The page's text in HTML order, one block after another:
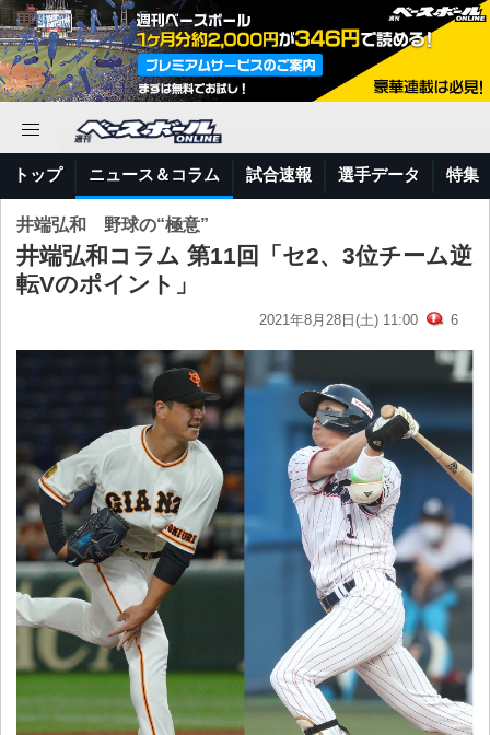
トップ ニュース＆コラム 試合速報 選手データ 特集
井端弘和 野球の“極意”
井端弘和コラム 第11回「セ2、3位チーム逆
転Vのポイント」
2021年8月28日(土) 11:00 6